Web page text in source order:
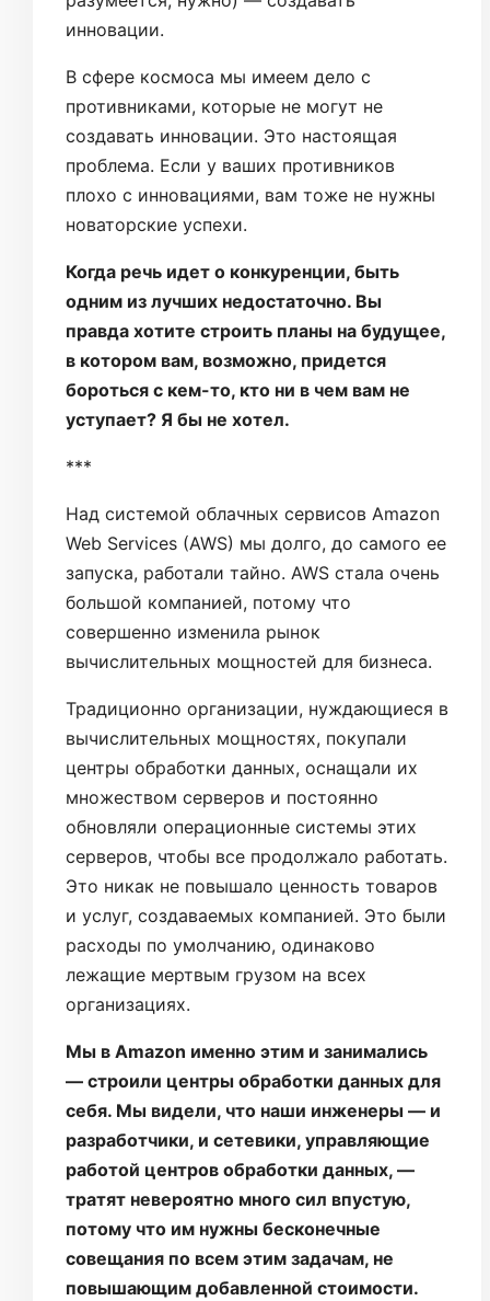
инновации.
В сфере космоса мы имеем дело с
противниками, которые не могут не
создавать инновации. Это настоящая
проблема. Если у ваших противников
плохо с инновациями, вам тоже не нужны
новаторские успехи.
Когда речь идет о конкуренции, быть
одним из лучших недостаточно. Вы
правда хотите строить планы на будущее,
в котором вам, возможно, придется
бороться с кем-то, кто ни в чем вам не
уступает? Я бы не хотел.
***
Над системой облачных сервисов Amazon
Web Services (AWS) мы долго, до самого ее
запуска, работали тайно. AWS стала очень
большой компанией, потому что
совершенно изменила рынок
вычислительных мощностей для бизнеса.
Традиционно организации, нуждающиеся в
вычислительных мощностях, покупали
центры обработки данных, оснащали их
множеством серверов и постоянно
обновляли операционные системы этих
серверов, чтобы все продолжало работать.
Это никак не повышало ценность товаров
и услуг, создаваемых компанией. Это были
расходы по умолчанию, одинаково
лежащие мертвым грузом на всех
организациях.
Мы в Amazon именно этим и занимались
— строили центры обработки данных для
себя. Мы видели, что наши инженеры — и
разработчики, и сетевики, управляющие
работой центров обработки данных, —
тратят невероятно много сил впустую,
потому что им нужны бесконечные
совещания по всем этим задачам, не
повышающим добавленной стоимости.